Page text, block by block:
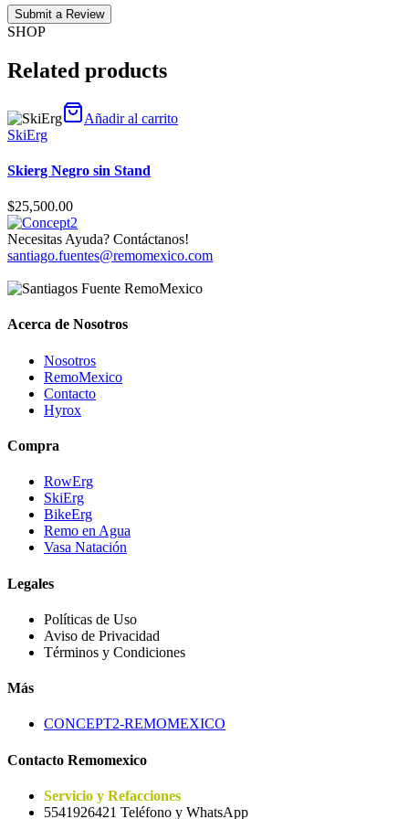
Submit a Review
SHOP
Related products
Añadir al carrito
SkiErg
Skierg Negro sin Stand
$25,500.00
Necesitas Ayuda? Contáctanos!
santiago.fuentes@remomexico.com
Acerca de Nosotros
Nosotros
RemoMexico
Contacto
Hyrox
Compra
RowErg
SkiErg
BikeErg
Remo en Agua
Vasa Natación
Legales
Políticas de Uso
Aviso de Privacidad
Términos y Condiciones
Más
CONCEPT2-REMOMEXICO
Contacto Remomexico
Servicio y Refacciones
5541926421 Teléfono y WhatsApp